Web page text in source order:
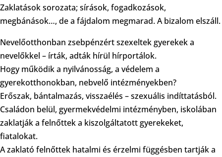
Zaklatások sorozata; sírások, fogadkozások,
megbánások…, de a fájdalom megmarad. A bizalom elszáll.
Nevelőotthonban zsebpénzért szexeltek gyerekek a
nevelőkkel – írták, adták hírül hírportálok.
Hogy működik a nyilvánosság, a védelem a
gyerekotthonokban, nebvelő intézményekben?
Erőszak, bántalmazás, visszaélés – szexuális indíttatásból.
Családon belül, gyermekvédelmi intézményben, iskolában
zaklatják a felnőttek a kiszolgáltatott gyerekeket,
fiatalokat.
A zaklató felnőttek hatalmi és érzelmi függésben tartják a